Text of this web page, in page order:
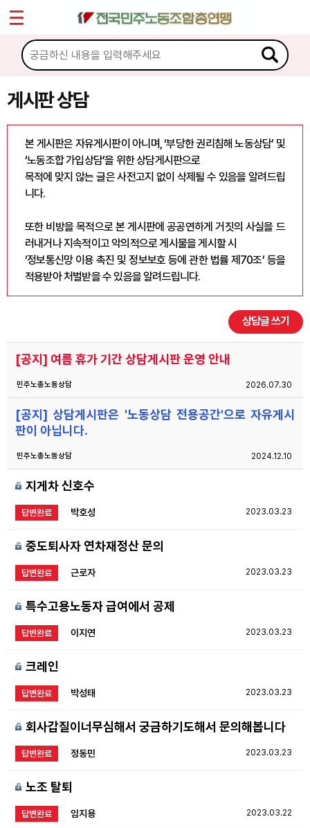
게시판 상담
본 게시판은 자유게시판이 아니며, ‘부당한 권리침해 노동상담’ 및
‘노동조합 가입상담’을 위한 상담게시판으로
목적에 맞지 않는 글은 사전고지 없이 삭제될 수 있음을 알려드립
니다.
또한 비방을 목적으로 본 게시판에 공공연하게 거짓의 사실을 드
러내거나 지속적이고 악의적으로 게시물을 게시할 시
‘정보통신망 이용 촉진 및 정보보호 등에 관한 법률 제70조’ 등을
적용받아 처벌받을 수 있음을 알려드립니다.
상담글 쓰기
[공지] 여름 휴가 기간 상담게시판 운영 안내
2026.07.30
민주노총노동상담
[공지] 상담게시판은 '노동상담 전용공간'으로 자유게시
판이 아닙니다.
2024.12.10
민주노총노동상담
지게차 신호수
답변완료 2023.03.23
박호성
중도퇴사자 연차재정산 문의
답변완료 2023.03.23
근로자
특수고용노동자 급여에서 공제
답변완료 2023.03.23
이지연
크레인
답변완료 2023.03.23
박성태
회사갑질이너무심해서 궁금하기도해서 문의해봅니다
답변완료 2023.03.23
정동민
노조 탈퇴
답변완료 2023.03.22
임지용
마이페이지
소개
소식
게시판 상담
권리찾기수첩 검색
바로보기
찾아보기
노동조합 가입 안내
전국 노동상담소 안내
업무
Sketchbook5, 스케치북5
Sketchbook5, 스케치북5